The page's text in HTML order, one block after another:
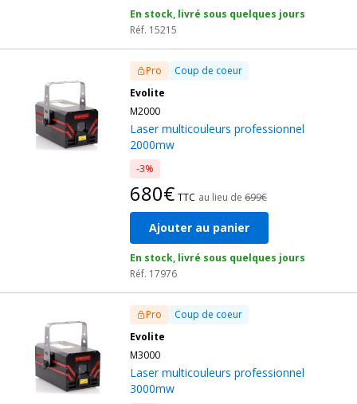
En stock, livré sous quelques jours
Réf. 15215
Pro
Coup de coeur
Evolite
M2000
Laser multicouleurs professionnel
2000mw
-3%
680€ TTC au lieu de 699€
Ajouter au panier
En stock, livré sous quelques jours
Réf. 17976
Pro
Coup de coeur
Evolite
M3000
Laser multicouleurs professionnel
3000mw